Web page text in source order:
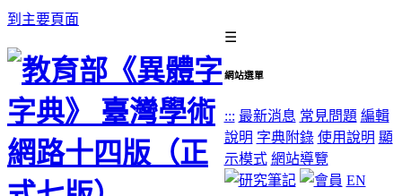
到主要頁面
☰
網站選單
::: 最新消息 常見問題 編輯
說明 字典附錄 使用說明 顯
示模式 網站導覽
EN